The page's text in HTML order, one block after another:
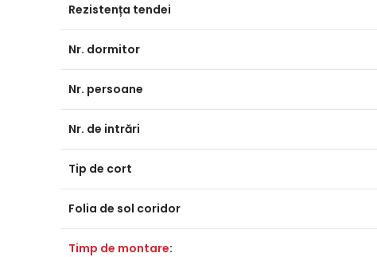
Rezistența tendei
Nr. dormitor
Nr. persoane
Nr. de intrări
Tip de cort
Folia de sol coridor
Timp de montare: